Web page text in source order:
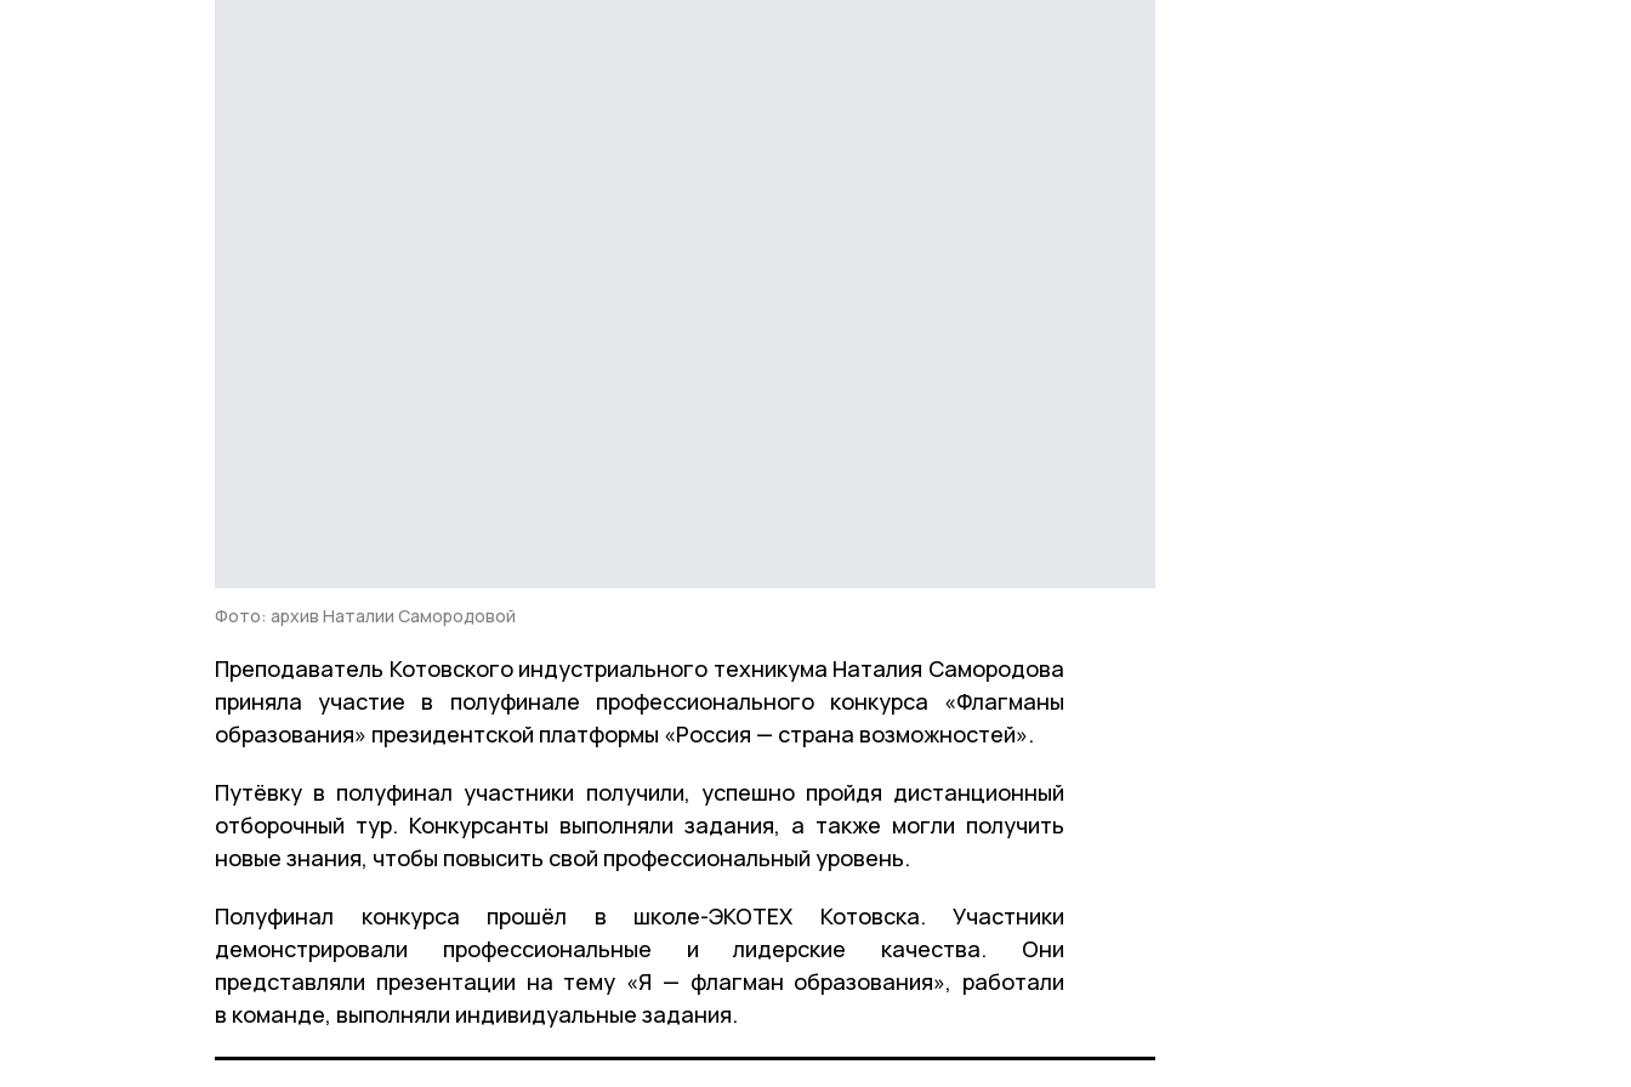
Фото: архив Наталии Самородовой
Преподаватель Котовского индустриального техникума Наталия Самородова
приняла участие в полуфинале профессионального конкурса «Флагманы
образования» президентской платформы «Россия — страна возможностей».
Путёвку в полуфинал участники получили, успешно пройдя дистанционный
отборочный тур. Конкурсанты выполняли задания, а также могли получить
новые знания, чтобы повысить свой профессиональный уровень.
Полуфинал конкурса прошёл в школе-ЭКОТЕХ Котовска. Участники
демонстрировали профессиональные и лидерские качества. Они
представляли презентации на тему «Я — флагман образования», работали
в команде, выполняли индивидуальные задания.